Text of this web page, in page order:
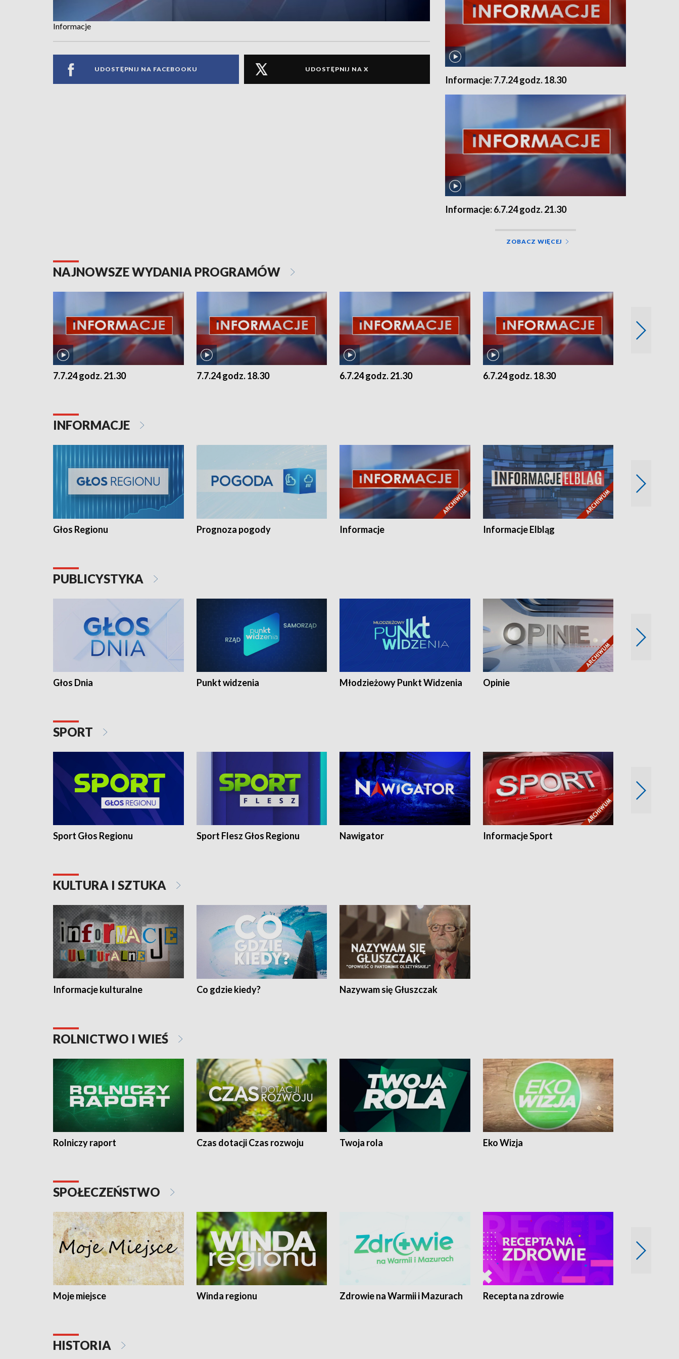
Informacje
UDOSTĘPNIJ NA FACEBOOKU UDOSTĘPNIJ NA X
Informacje: 7.7.24 godz. 18.30
Informacje: 6.7.24 godz. 21.30
ZOBACZ WIĘCEJ
NAJNOWSZE WYDANIA PROGRAMÓW
7.7.24 godz. 21.30 7.7.24 godz. 18.30 6.7.24 godz. 21.30 6.7.24 godz. 18.30
INFORMACJE
Głos Regionu Prognoza pogody Informacje Informacje Elbląg
PUBLICYSTYKA
Głos Dnia Punkt widzenia Młodzieżowy Punkt Widzenia Opinie
SPORT
Sport Głos Regionu Sport Flesz Głos Regionu Nawigator Informacje Sport
KULTURA I SZTUKA
Informacje kulturalne Co gdzie kiedy? Nazywam się Głuszczak
ROLNICTWO I WIEŚ
Rolniczy raport Czas dotacji Czas rozwoju Twoja rola Eko Wizja
SPOŁECZEŃSTWO
Moje miejsce Winda regionu Zdrowie na Warmii i Mazurach Recepta na zdrowie
HISTORIA